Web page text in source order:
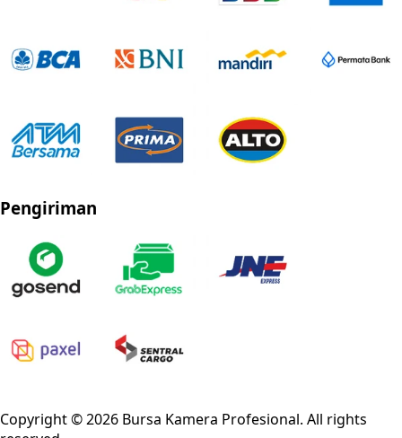
Pengiriman
Copyright ©2026 Bursa Kamera Profesional. All rights